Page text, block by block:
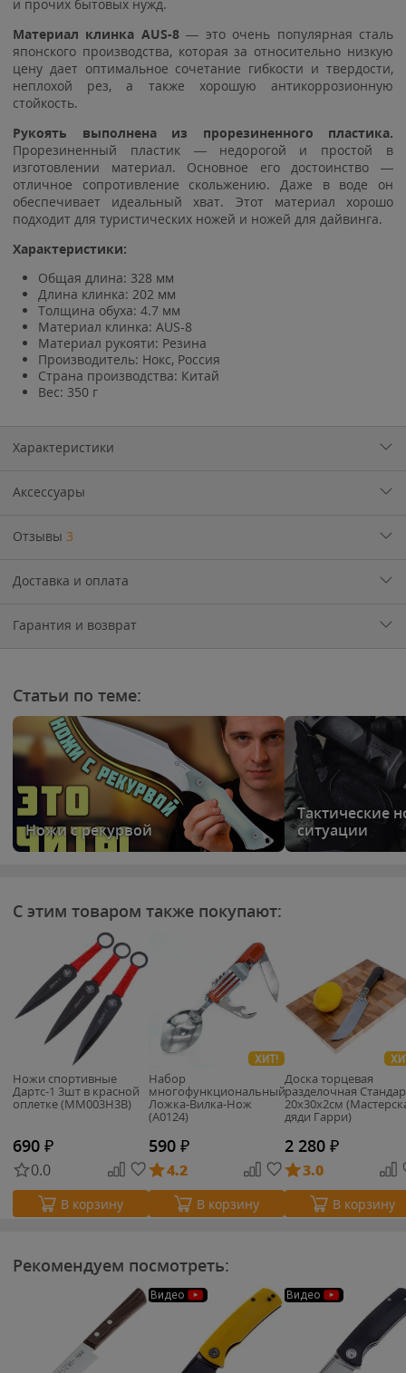
и прочих бытовых нужд.
Материал клинка AUS-8— это очень популярная сталь
японского производства, которая за относительно низкую
цену дает оптимальное сочетание гибкости и твердости,
неплохой рез, а также хорошую антикоррозионную
стойкость.
Рукоять выполнена из прорезиненного пластика.
Прорезиненный пластик — недорогой и простой в
изготовлении материал. Основное его достоинство —
отличное сопротивление скольжению. Даже в воде он
обеспечивает идеальный хват. Этот материал хорошо
подходит для туристических ножей и ножей для дайвинга.
Характеристики:
Общая длина: 328 мм
Длина клинка: 202 мм
Толщина обуха: 4.7 мм
Материал клинка: AUS-8
Материал рукояти: Резина
Производитель: Нокс, Россия
Страна производства: Китай
Вес: 350 г
Характеристики
Аксессуары
Отзывы 3
Доставка и оплата
Гарантия и возврат
Статьи по теме:
Ножи с рекурвой
Тактические
ситуации
С этим товаром также покупают:
Ножи спортивные
Дартс-1 3шт в красной
оплетке (MM003H3B)
690 ₽
0.0
В корзину
ХИТ!
Набор
многофункциональный
Ложка-Вилка-Нож
(А0124)
590 ₽
4.2
В корзину
Доска торцевая
разделочная
20х30х2см
дяди Гарри)
2 280 ₽
3.0
В корзину
Рекомендуем посмотреть:
Видео Видео